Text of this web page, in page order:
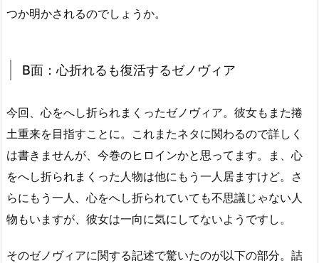
つか明かされるのでしょうか。
B面：心折れるも復活するゼノヴィア
今回、心をへし折られまくったゼノヴィア。彼女もまた捲
土重来を目指すことに。これまたネタに関わるので詳しく
は書きませんが、今巻のヒロインかと思ってます。ま、心
をへし折られまくった人物は他にもう一人居ますけど。さ
らにもう一人、心をへし折られていても不思議じゃない人
物もいますが、彼女は一向に気にしてないようですし。
そのゼノヴィアに関する記述で驚いたのが以下の部分。詰